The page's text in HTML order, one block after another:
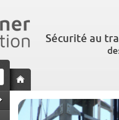
Sécurité au